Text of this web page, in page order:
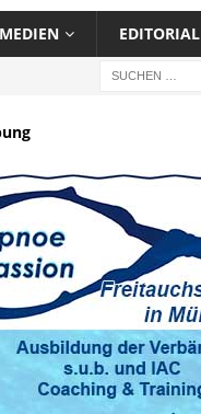
MEDIEN EDITORIAL